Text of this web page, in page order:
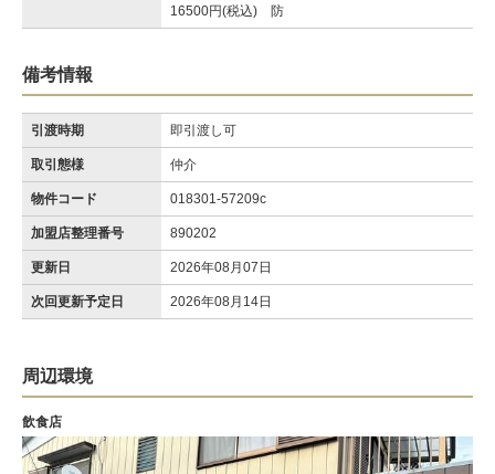
16500円(税込) 防
備考情報
引渡時期 即引渡し可
取引態様 仲介
物件コード 018301-57209c
加盟店整理番号 890202
更新日 2026年08月07日
次回更新予定日 2026年08月14日
周辺環境
飲食店